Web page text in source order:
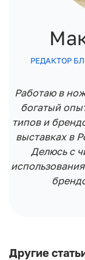
РЕДАКТОР
Работаю в
богатый
типов и
выставках в
Делюсь с
Другие